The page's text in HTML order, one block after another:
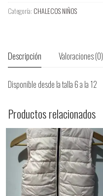
Categoría: CHALECOS NIÑOS
Descripción Valoraciones (0)
Disponible desde la talla 6 a la 12
Productos relacionados